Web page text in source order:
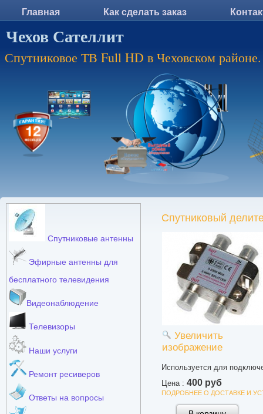
Главная Как сделать заказ
Чехов Сателлит
Спутниковое ТВ Full HD в Чеховском районе.
Спутниковые антенны
Эфирные антенны для
бесплатного телевидения
Видеонаблюдение
Телевизоры
Наши услуги
Ремонт ресиверов
Ответы на вопросы
Спутниковый
Увеличить
изображение
Используется для
Цена : 400 руб
ПОДРОБНЕЕ О ДОСТАВКЕ И